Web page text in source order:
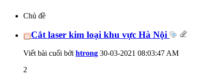
Chủ đề
Cắt laser kim loại khu vực Hà Nội
Viết bài cuối bởi htrong 30-03-2021 08:03:47 AM
2